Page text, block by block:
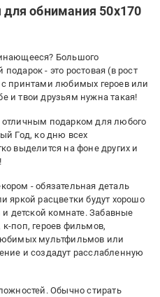
для обнимания 50x170
Большого
- это ростовая (в рост
принтами любимых героев или
и твои друзьям нужна такая!
подарком для любого
Год, ко дню всех
выделится на фоне других и
- обязательная деталь
яркой расцветки будут хорошо
детской комнате. Забавные
поп, героев фильмов,
мультфильмов или
и создадут расслабленную
Обычно стирать